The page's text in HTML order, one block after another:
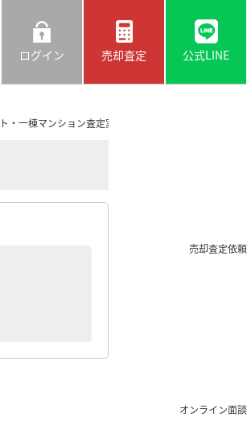
ログイン 売却査定 公式LINE
一棟マンション査定実績
売却査定依頼
オンライン面談